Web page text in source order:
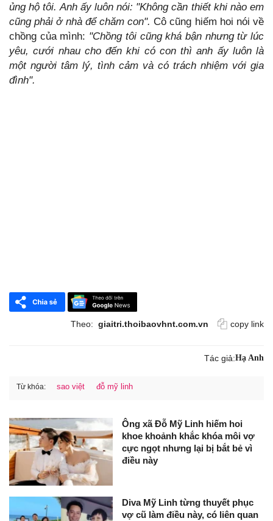
ủng hộ tôi. Anh ấy luôn nói: "Không cần thiết khi nào em
cũng phải ở nhà để chăm con".Cô cũng hiếm hoi nói về
chồng của mình: "Chồng tôi cũng khá bận nhưng từ lúc
yêu, cưới nhau cho đến khi có con thì anh ấy luôn là
một người tâm lý, tình cảm và có trách nhiệm với gia
đình".
Theo: giaitri.thoibaovhnt.com.vn copy link
Tác giả:Hạ Anh
Từ khóa: sao việt đỗ mỹ linh
Ông xã Đỗ Mỹ Linh hiếm hoi
khoe khoảnh khắc khóa môi vợ
cực ngọt nhưng lại bị bắt bẻ vì
điều này
Diva Mỹ Linh từng thuyết phục
vợ cũ làm điều này, có liên quan